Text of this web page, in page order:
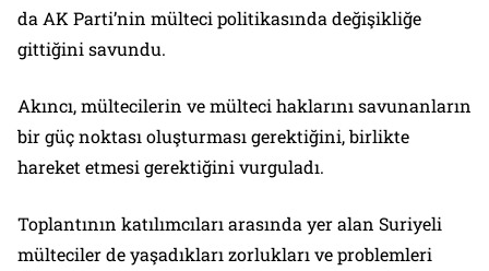
da AK Parti’nin mülteci politikasında değişikliğe
gittiğini savundu.
Akıncı, mültecilerin ve mülteci haklarını savunanların
bir güç noktası oluşturması gerektiğini, birlikte
hareket etmesi gerektiğini vurguladı.
Toplantının katılımcıları arasında yer alan Suriyeli
mülteciler de yaşadıkları zorlukları ve problemleri